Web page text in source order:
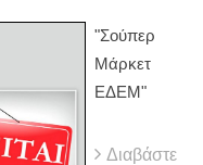
"Σούπερ
Μάρκετ
ΕΔΕΜ"
Διαβάστε